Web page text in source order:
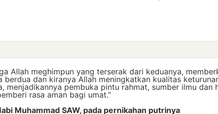
Allah meghimpun yang terserak dari keduanya,
berdua dan kiranya Allah meningkatkan kualitas
menjadikannya pembuka pintu rahmat, sumber ilmu dan
rasa aman bagi umat.”
Muhammad SAW, pada pernikahan putrinya